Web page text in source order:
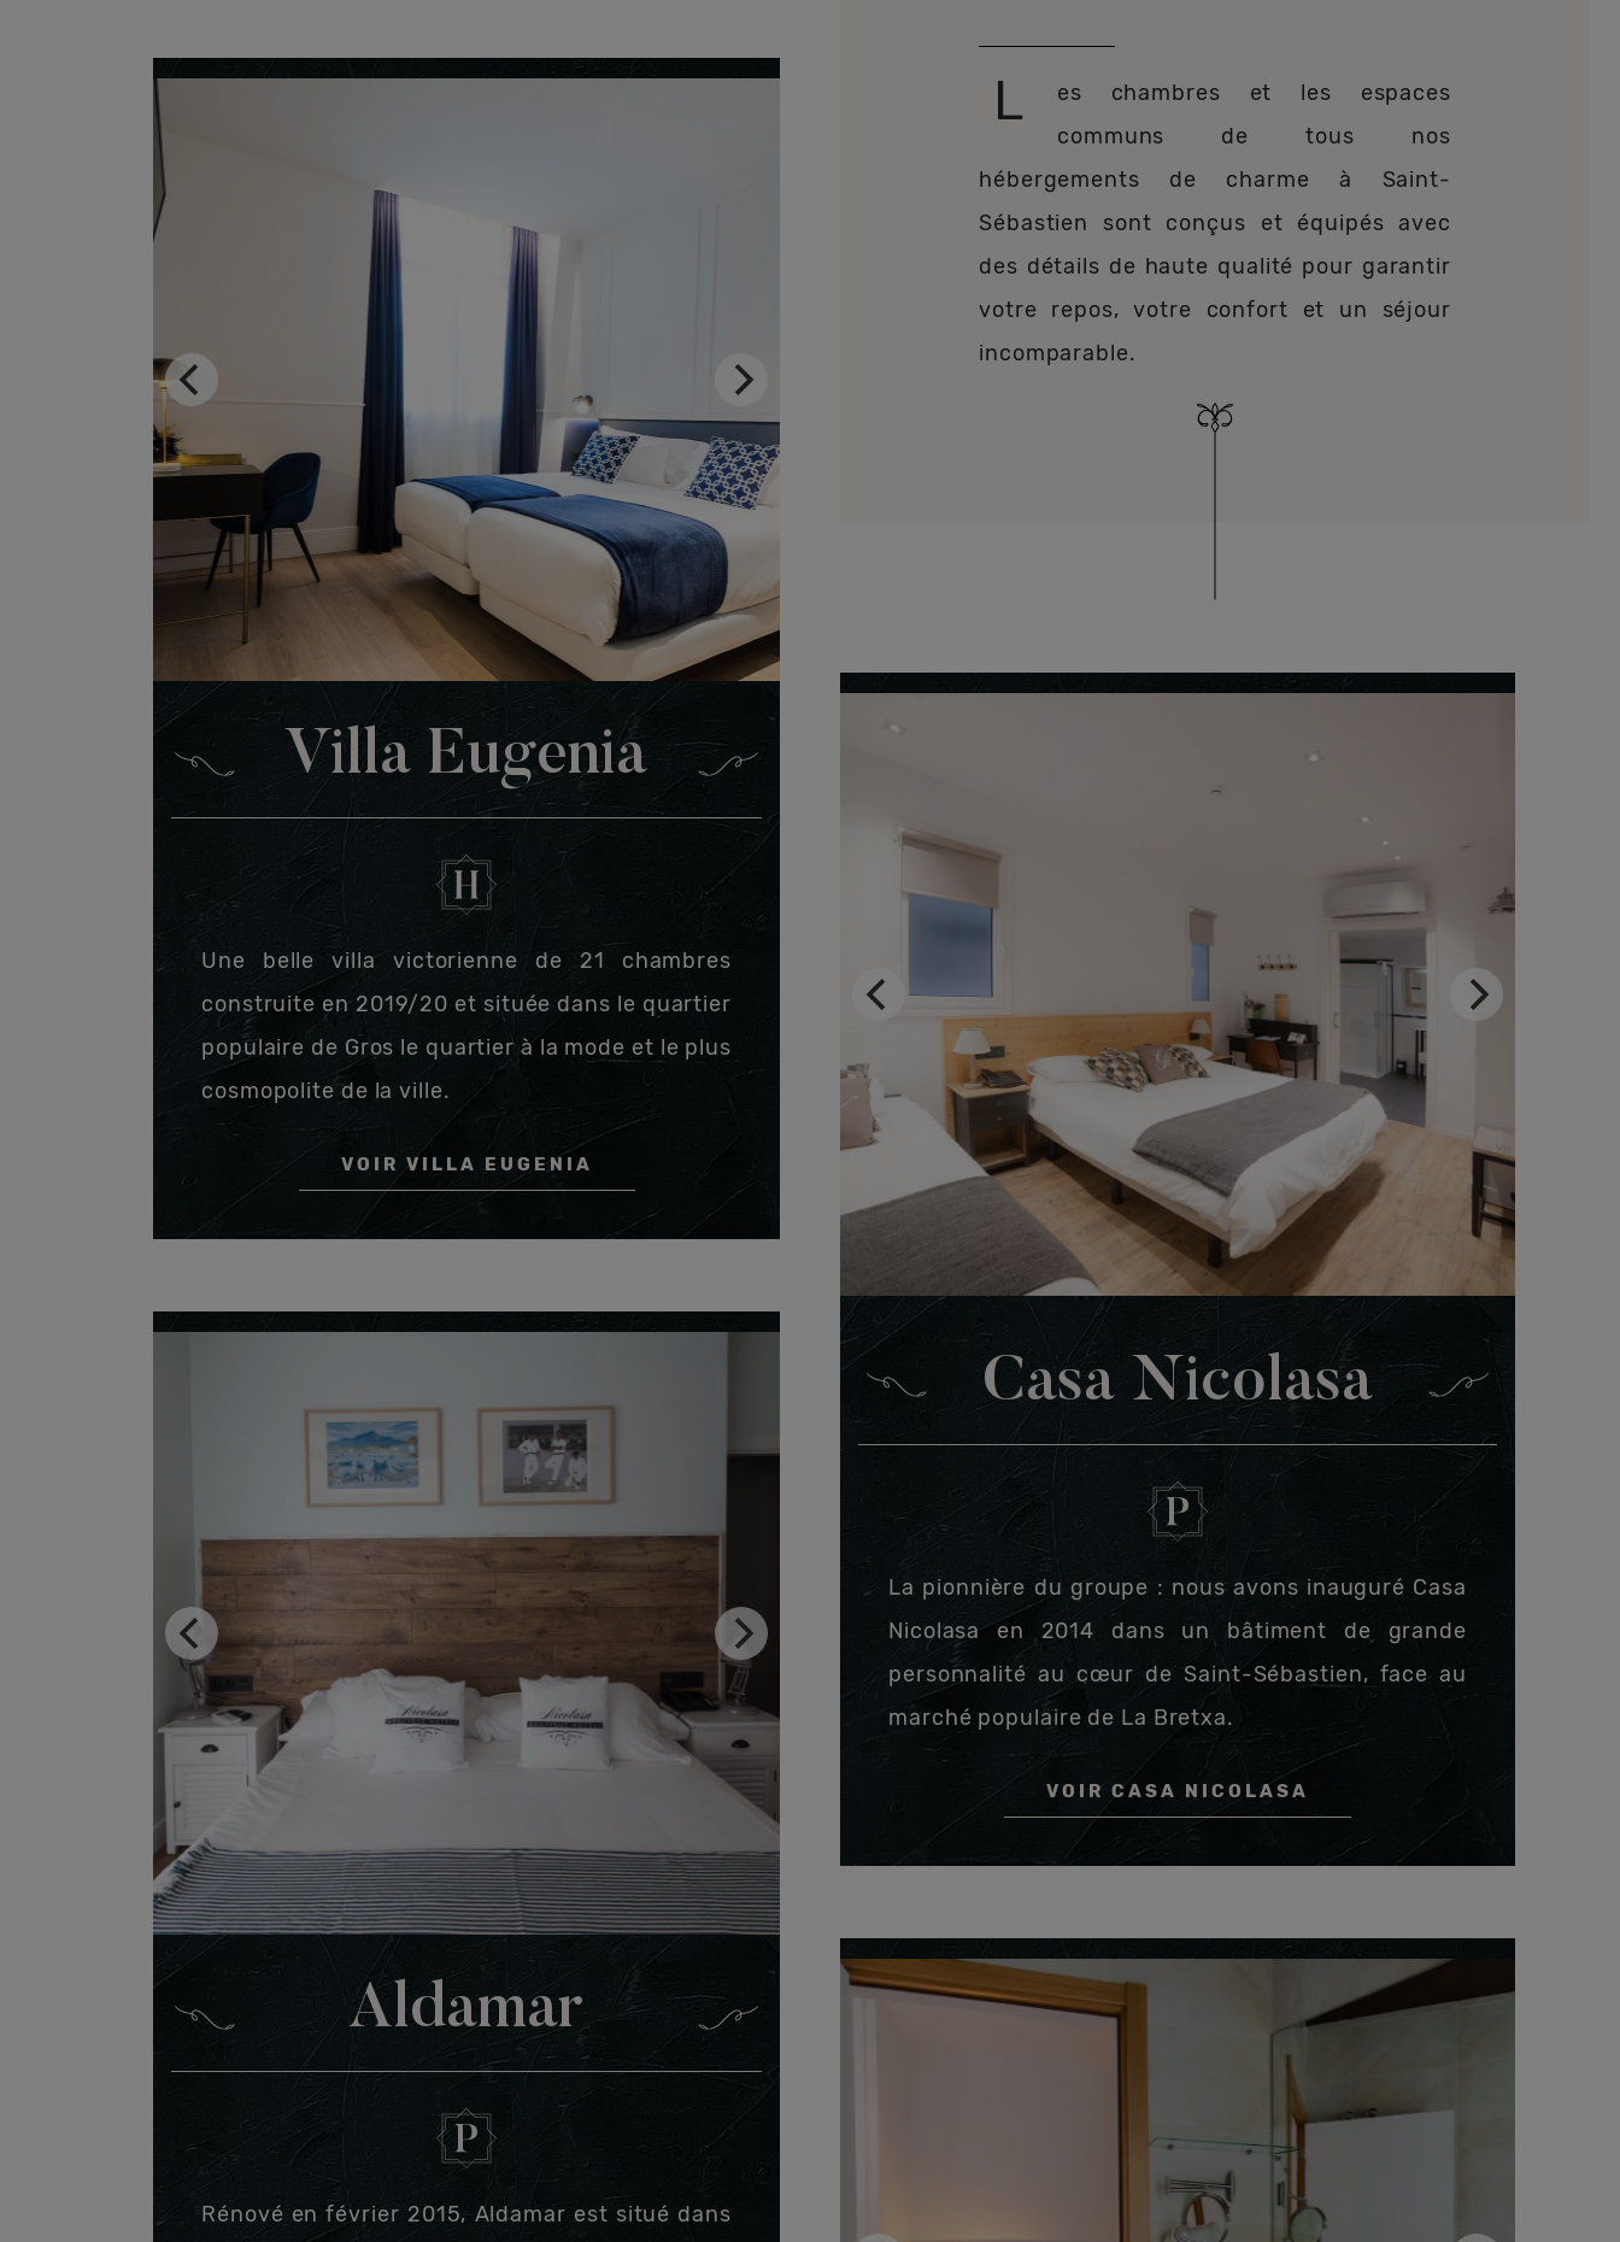
L
es chambres et les espaces
communs de tous nos
hébergements de charme à Saint-
Sébastien sont conçus et équipés avec
des détails de haute qualité pour garantir
votre repos, votre confort et un séjour
incomparable.
Villa Eugenia
Une belle villa victorienne de 21 chambres
construite en 2019/20 et située dans le quartier
populaire de Gros le quartier à la mode et le plus
cosmopolite de la ville.
VOIR VILLA EUGENIA
Aldamar
Rénové en février 2015, Aldamar est situé dans
Casa Nicolasa
La pionnière du groupe : nous avons inauguré Casa
Nicolasa en 2014 dans un bâtiment de grande
personnalité au cœur de Saint-Sébastien, face au
marché populaire de La Bretxa.
VOIR CASA NICOLASA